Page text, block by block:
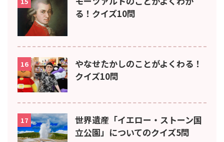
る！クイズ10問
16
やなせたかしのことがよくわる！
クイズ10問
17
世界遺産「イエロー・ストーン国
立公園」についてのクイズ5問